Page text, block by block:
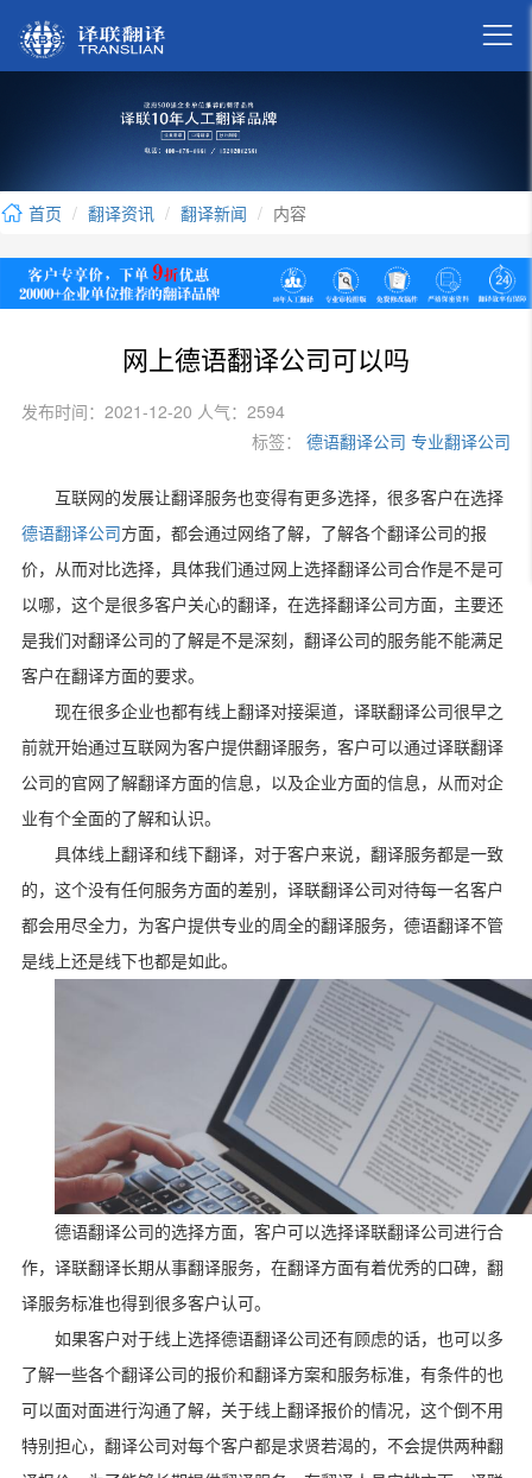

首页 翻译资讯 翻译新闻 内容
网上德语翻译公司可以吗
发布时间：2021-12-20 人气：2594
标签：
德语翻译公司 专业翻译公司
互联网的发展让翻译服务也变得有更多选择，很多客户在选择
德语翻译公司 方面，都会通过网络了解，了解各个翻译公司的报
价，从而对比选择，具体我们通过网上选择翻译公司合作是不是可
以哪，这个是很多客户关心的翻译，在选择翻译公司方面，主要还
是我们对翻译公司的了解是不是深刻，翻译公司的服务能不能满足
客户在翻译方面的要求。
现在很多企业也都有线上翻译对接渠道，译联翻译公司很早之
前就开始通过互联网为客户提供翻译服务，客户可以通过译联翻译
公司的官网了解翻译方面的信息，以及企业方面的信息，从而对企
业有个全面的了解和认识。
具体线上翻译和线下翻译，对于客户来说，翻译服务都是一致
的，这个没有任何服务方面的差别，译联翻译公司对待每一名客户
都会用尽全力，为客户提供专业的周全的翻译服务，德语翻译不管
是线上还是线下也都是如此。
德语翻译公司的选择方面，客户可以选择译联翻译公司进行合
作，译联翻译长期从事翻译服务，在翻译方面有着优秀的口碑，翻
译服务标准也得到很多客户认可。
如果客户对于线上选择德语翻译公司还有顾虑的话，也可以多
了解一些各个翻译公司的报价和翻译方案和服务标准，有条件的也
可以面对面进行沟通了解，关于线上翻译报价的情况，这个倒不用
特别担心，翻译公司对每个客户都是求贤若渴的，不会提供两种翻